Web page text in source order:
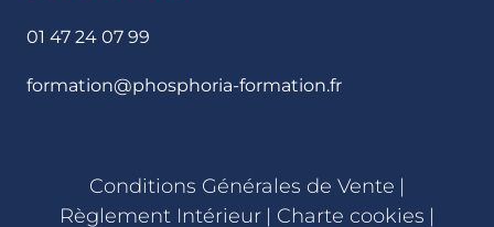
01 47 24 07 99
formation@phosphoria-formation.fr
Conditions Générales de Vente |
Règlement Intérieur | Charte cookies |